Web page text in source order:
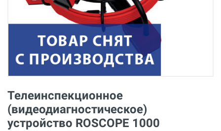
Телеинспекционное
(видеодиагностическое)
устройство ROSCOPE 1000